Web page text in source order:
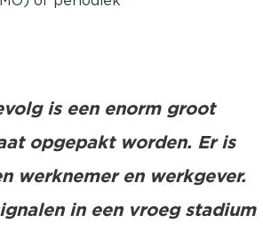
is een enorm groot
opgepakt worden. Er is
werknemer en werkgever.
in een vroeg stadium